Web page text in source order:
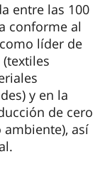
entre las 100
conforme al
líder de
y en la
de cero
así